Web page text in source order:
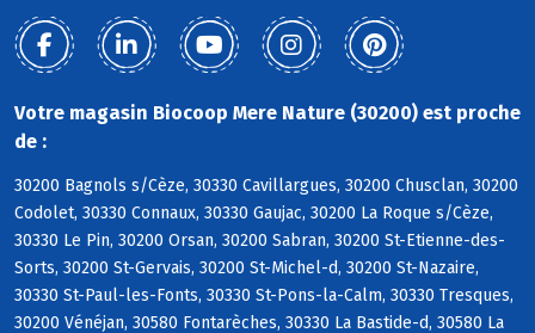
Votre magasin Biocoop Mere Nature (30200) est proche
de :
30200 Bagnols s/Cèze, 30330 Cavillargues, 30200 Chusclan, 30200
Codolet, 30330 Connaux, 30330 Gaujac, 30200 La Roque s/Cèze,
30330 Le Pin, 30200 Orsan, 30200 Sabran, 30200 St-Etienne-des-
Sorts, 30200 St-Gervais, 30200 St-Michel-d, 30200 St-Nazaire,
30330 St-Paul-les-Fonts, 30330 St-Pons-la-Calm, 30330 Tresques,
30200 Vénéjan, 30580 Fontarèches, 30330 La Bastide-d, 30580 La